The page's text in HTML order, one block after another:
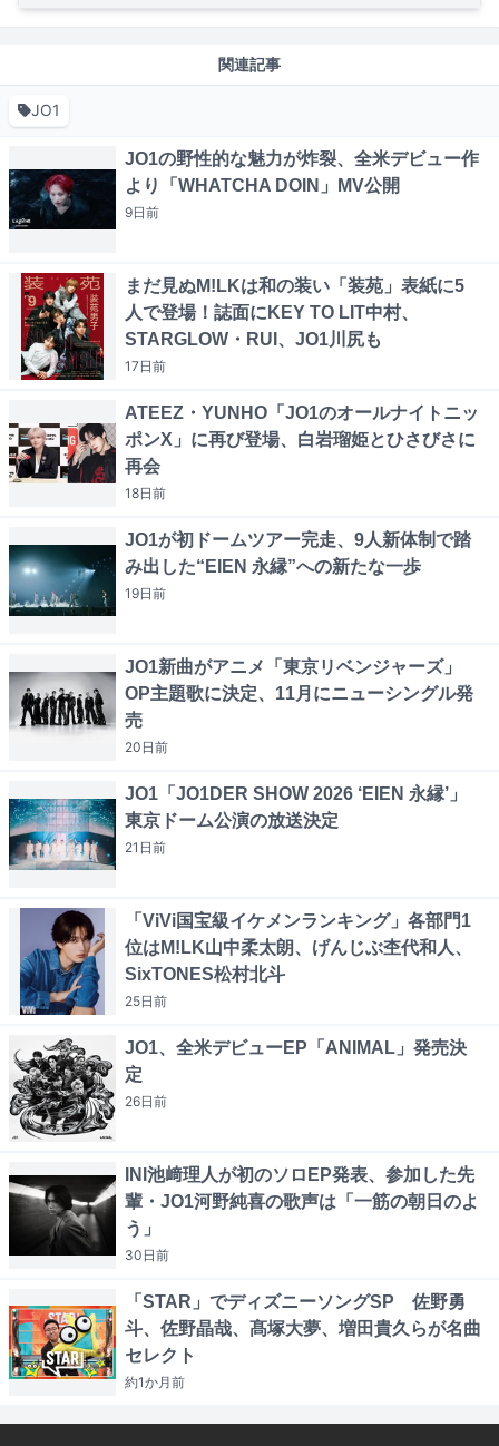
関連記事
JO1
JO1の野性的な魅力が炸裂、全米デビュー作
より「WHATCHA DOIN」MV公開
9日前
まだ見ぬM!LKは和の装い「装苑」表紙に5
人で登場！誌面にKEY TO LIT中村、
STARGLOW・RUI、JO1川尻も
17日前
ATEEZ・YUNHO「JO1のオールナイトニッ
ポンX」に再び登場、白岩瑠姫とひさびさに
再会
18日前
JO1が初ドームツアー完走、9人新体制で踏
み出した“EIEN 永縁”への新たな一歩
19日前
JO1新曲がアニメ「東京リベンジャーズ」
OP主題歌に決定、11月にニューシングル発
売
20日前
JO1「JO1DER SHOW 2026 ‘EIEN 永縁’」
東京ドーム公演の放送決定
21日前
「ViVi国宝級イケメンランキング」各部門1
位はM!LK山中柔太朗、げんじぶ杢代和人、
SixTONES松村北斗
25日前
JO1、全米デビューEP「ANIMAL」発売決
定
26日前
INI池﨑理人が初のソロEP発表、参加した先
輩・JO1河野純喜の歌声は「一筋の朝日のよ
う」
30日前
「STAR」でディズニーソングSP 佐野勇
斗、佐野晶哉、髙塚大夢、増田貴久らが名曲
セレクト
約1か月前